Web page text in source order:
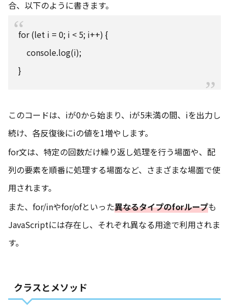
合、以下のように書きます。
for (let i = 0; i < 5; i++) {
console.log(i);
}
このコードは、iが0から始まり、iが5未満の間、iを出力し
続け、各反復後にiの値を1増やします。
for文は、特定の回数だけ繰り返し処理を行う場面や、配
列の要素を順番に処理する場面など、さまざまな場面で使
用されます。
また、for/inやfor/ofといった異なるタイプのforループも
JavaScriptには存在し、それぞれ異なる用途で利用されま
す。
クラスとメソッド